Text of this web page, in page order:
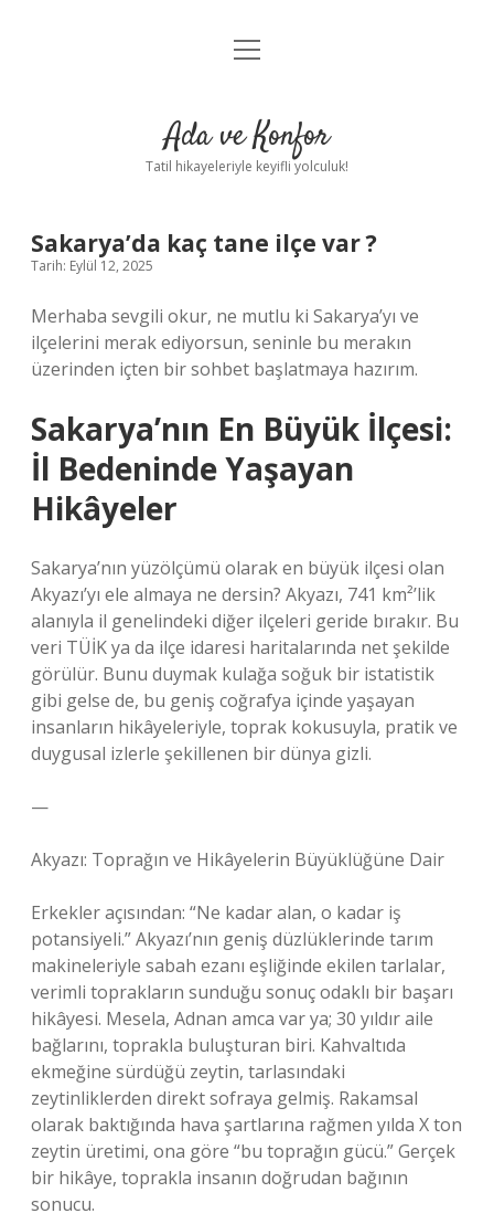
Anasayfa
Yasal Uyarı
menüyü
Ada ve Konfor
Tatil hikayeleriyle keyifli yolculuk!
Sakarya’da kaç tane ilçe var ?
Tarih: Eylül 12, 2025
Merhaba sevgili okur, ne mutlu ki Sakarya’yı ve
ilçelerini merak ediyorsun, seninle bu merakın
üzerinden içten bir sohbet başlatmaya hazırım.
Sakarya’nın En Büyük İlçesi:
İl Bedeninde Yaşayan
Hikâyeler
Sakarya’nın yüzölçümü olarak en büyük ilçesi olan
Akyazı’yı ele almaya ne dersin? Akyazı, 741 km²’lik
alanıyla il genelindeki diğer ilçeleri geride bırakır. Bu
veri TÜİK ya da ilçe idaresi haritalarında net şekilde
görülür. Bunu duymak kulağa soğuk bir istatistik
gibi gelse de, bu geniş coğrafya içinde yaşayan
insanların hikâyeleriyle, toprak kokusuyla, pratik ve
duygusal izlerle şekillenen bir dünya gizli.
—
Akyazı: Toprağın ve Hikâyelerin Büyüklüğüne Dair
Erkekler açısından: “Ne kadar alan, o kadar iş
potansiyeli.” Akyazı’nın geniş düzlüklerinde tarım
makineleriyle sabah ezanı eşliğinde ekilen tarlalar,
verimli toprakların sunduğu sonuç odaklı bir başarı
hikâyesi. Mesela, Adnan amca var ya; 30 yıldır aile
bağlarını, toprakla buluşturan biri. Kahvaltıda
ekmeğine sürdüğü zeytin, tarlasındaki
zeytinliklerden direkt sofraya gelmiş. Rakamsal
olarak baktığında hava şartlarına rağmen yılda X ton
zeytin üretimi, ona göre “bu toprağın gücü.” Gerçek
bir hikâye, toprakla insanın doğrudan bağının
sonucu.